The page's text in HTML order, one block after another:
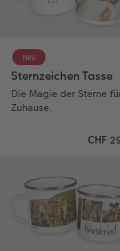
Sternzeichen Tasse
Die Magie der Sterne
Zuhause.
Neu
CHF